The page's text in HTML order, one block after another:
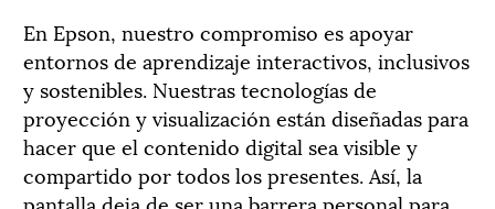
En Epson, nuestro compromiso es apoyar
entornos de aprendizaje interactivos, inclusivos
y sostenibles. Nuestras tecnologías de
proyección y visualización están diseñadas para
hacer que el contenido digital sea visible y
compartido por todos los presentes. Así, la
pantalla deja de ser una barrera personal para